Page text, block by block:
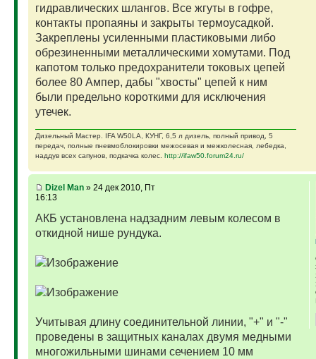
гидравлических шлангов. Все жгуты в гофре,
контакты пропаяны и закрыты термоусадкой.
Закреплены усиленными пластиковыми либо
обрезиненными металлическими хомутами. Под
капотом только предохранители токовых цепей
более 80 Ампер, дабы "хвосты" цепей к ним
были предельно короткими для исключения
утечек.
Дизельный Мастер. IFA W50LA, КУНГ, 6,5 л дизель, полный привод, 5
передач, полные пневмоблокировки межосевая и межколесная, лебедка,
наддув всех сапунов, подкачка колес. http://ifaw50.forum24.ru/
Dizel Man» 24 дек 2010, Пт
16:13
АКБ установлена надзадним левым колесом в
откидной нише рундука.
Учитывая длину соединительной линии, "+" и "-"
проведены в защитных каналах двумя медными
многожильными шинами сечением 10 мм